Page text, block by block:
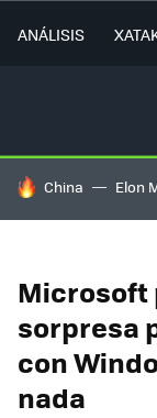
ANÁLISIS
HOY SE HABLA
China Elon
Microsoft
sorpresa
con
nada